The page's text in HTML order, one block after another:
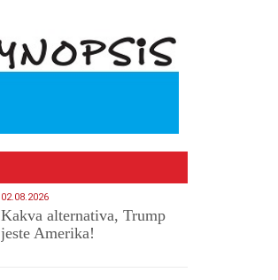
02.08.2026
Kakva alternativa, Trump
jeste Amerika!